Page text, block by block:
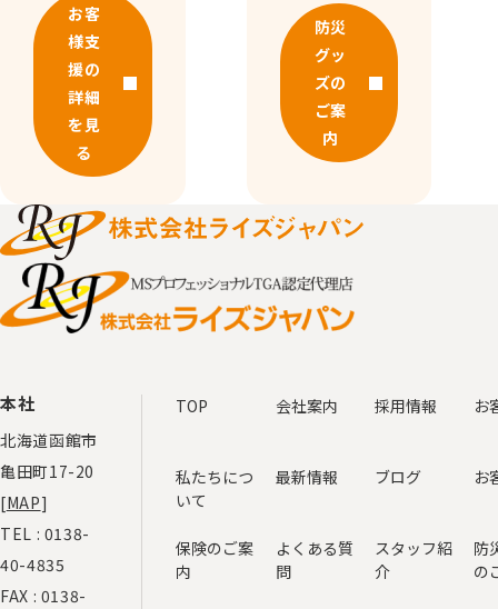
お客
様支
援の
詳細
を見
る
防災
グッ
ズの
ご案
内
本社
北海道函館市
亀田町17-20
[MAP]
TEL : 0138-
40-4835
FAX : 0138-
TOP
私たちにつ
いて
保険のご案
内
会社案内
最新情報
よくある質
問
採用情報
ブログ
スタッフ紹
介
お
お
防
の